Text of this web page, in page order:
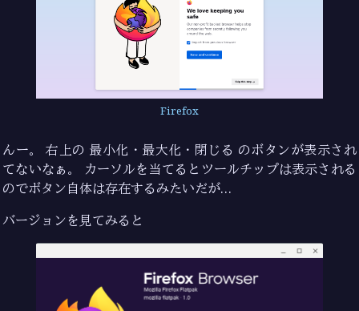
Firefox
んー。 右上の 最小化・最大化・閉じる のボタンが表示され
てないなぁ。 カーソルを当てるとツールチップは表示される
のでボタン自体は存在するみたいだが…
バージョンを見てみると